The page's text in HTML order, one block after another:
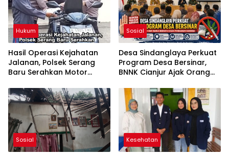
Hukum
Hasil Operasi Kejahatan
Jalanan, Polsek Serang
Baru Serahkan Motor
Sosial
Desa Sindanglaya Perkuat
Program Desa Bersinar,
BNNK Cianjur Ajak Orang
Penyalahgunaan Narkoba
Sosial Kesehatan